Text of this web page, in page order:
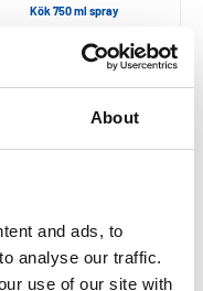
About
and ads, to
analyse our traffic.
use of our site with
Kök 750 ml spray
SEK